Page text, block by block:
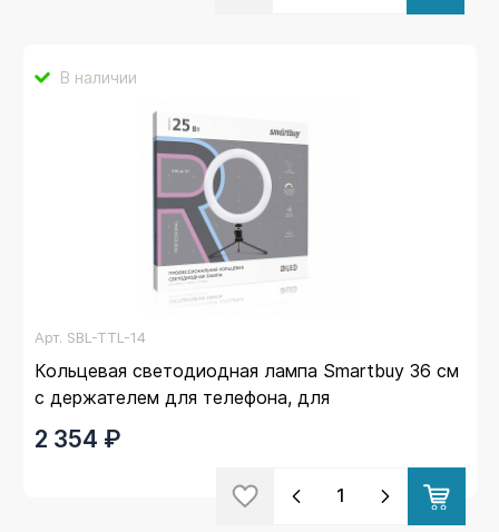
В наличии
Арт. SBL-TTL-14
Кольцевая светодиодная лампа Smartbuy 36 см
с держателем для телефона, для
2 354 ₽